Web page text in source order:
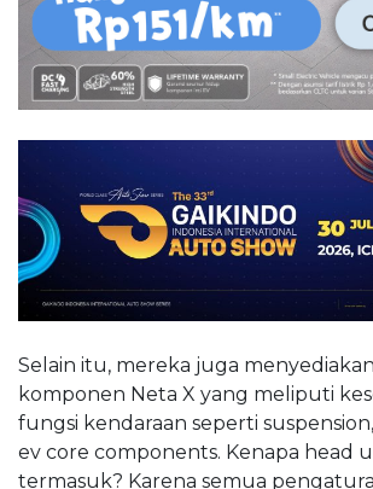
Selain itu, mereka juga
komponen Neta X yang meliputi
fungsi kendaraan seperti
ev core components. Kenapa head
termasuk? Karena semua